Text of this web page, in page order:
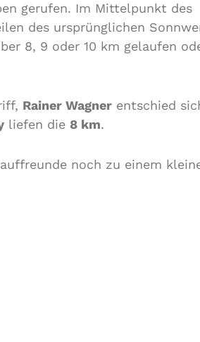
gerufen. Im Mittelpunkt des
des ursprünglichen
8, 9 oder 10 km gelaufen
Rainer Wagner entschied
liefen die 8 km.
noch zu einem